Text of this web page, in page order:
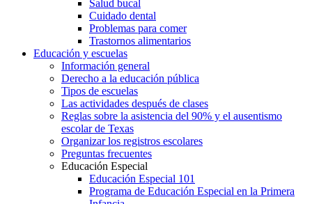
Salud bucal
Cuidado dental
Problemas para comer
Trastornos alimentarios
Educación y escuelas
Información general
Derecho a la educación pública
Tipos de escuelas
Las actividades después de clases
Reglas sobre la asistencia del 90% y el ausentismo
escolar de Texas
Organizar los registros escolares
Preguntas frecuentes
Educación Especial
Educación Especial 101
Programa de Educación Especial en la Primera